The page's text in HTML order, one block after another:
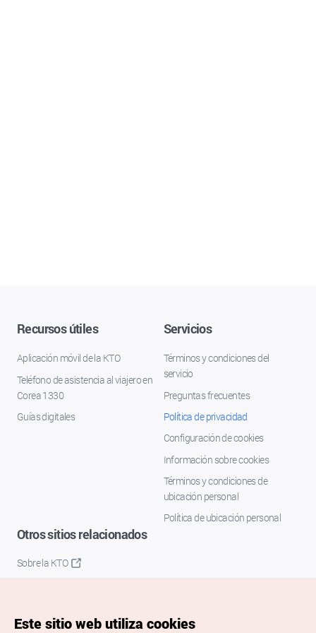
Recursos útiles
Aplicación móvil de la KTO
Teléfono de asistencia al viajero en
Corea 1330
Guías digitales
Servicios
Términos y condiciones del
servicio
Preguntas frecuentes
Política de privacidad
Configuración de cookies
Información sobre cookies
Términos y condiciones de
ubicación personal
Política de ubicación personal
Otros sitios relacionados
Sobre la KTO
Este sitio web utiliza cookies